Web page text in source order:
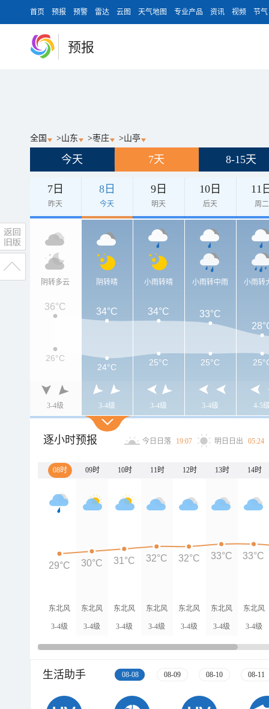
首页 预报 预警 雷达 云图 天气地图 专业产品 资讯 视频 节气
预报
全国 >山东 >枣庄 >山亭
今天 7天 8-15天
7日
昨天
8日
今天
9日
明天
10日
后天
11
周二
阴转多云
3-4级
阴转晴
3-4级
小雨转晴
3-4级
小雨转中雨
3-4级
小雨转
4-5
36°C 34°C 34°C
33°C
26°C
24°C
25°C 25°C
逐小时预报 今日日落 19:07 明日日出 05:24
08时 09时 10时 11时 12时 13时 14时
东北风
3-4级
东北风
3-4级
东北风
3-4级
东北风
3-4级
东北风
3-4级
东北风
3-4级
东北风
3-4级
29°C 30°C 31°C 32°C 32°C 33°C 33°C
生活助手 08-08 08-09 08-10 08-11